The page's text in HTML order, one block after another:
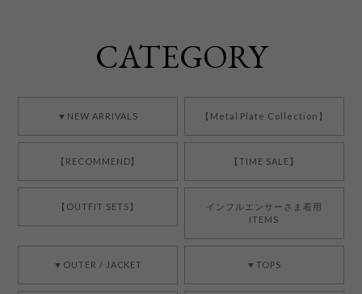
CATEGORY
▼NEW ARRIVALS 【Metal Plate Collection】
【RECOMMEND】 【TIME SALE】
【OUTFIT SETS】
インフルエンサーさま着用
ITEMS
▼OUTER / JACKET ▼TOPS